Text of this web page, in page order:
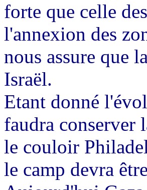
forte que celle
l'annexion des
nous assure que
Israël.
Etant donné
faudra conserver
le couloir
le camp devra